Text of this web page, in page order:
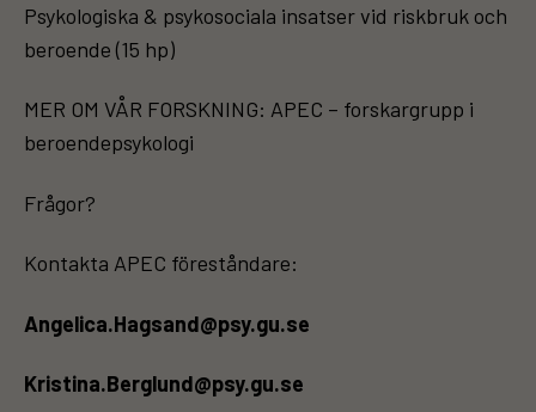
Psykologiska & psykosociala insatser vid riskbruk och
beroende (15 hp)
MER OM VÅR FORSKNING: APEC – forskargrupp i
beroendepsykologi
Frågor?
Kontakta APEC föreståndare:
Angelica.Hagsand@psy.gu.se
Kristina.Berglund@psy.gu.se